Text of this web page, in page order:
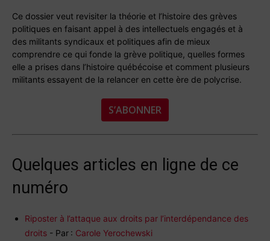
Ce dossier veut revisiter la théorie et l’histoire des grèves
politiques en faisant appel à des intellectuels engagés et à
des militants syndicaux et politiques afin de mieux
comprendre ce qui fonde la grève politique, quelles formes
elle a prises dans l’histoire québécoise et comment plusieurs
militants essayent de la relancer en cette ère de polycrise.
S’ABONNER
Quelques articles en ligne de ce
numéro
Riposter à l’attaque aux droits par l’interdépendance des
droits ­- Par : Carole Yerochewski